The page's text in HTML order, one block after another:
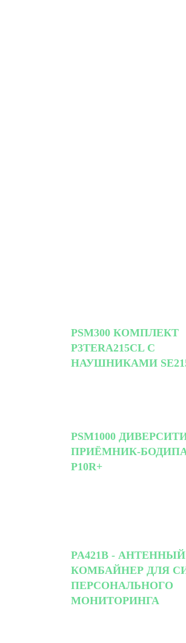
PSM300 КОМПЛЕКТ
P3TERA215CL С
НАУШНИКАМИ
PSM1000
ПРИЁМНИК-
P10R+
PA421B - АНТЕННЫЙ
КОМБАЙНЕР ДЛЯ
ПЕРСОНАЛЬНОГО
МОНИТОРИНГА